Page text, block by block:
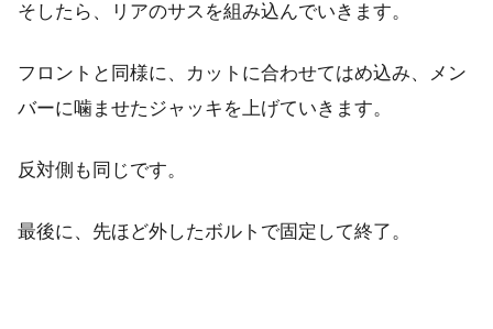
そしたら、リアのサスを組み込んでいきます。
フロントと同様に、カットに合わせてはめ込み、メン
バーに噛ませたジャッキを上げていきます。
反対側も同じです。
最後に、先ほど外したボルトで固定して終了。